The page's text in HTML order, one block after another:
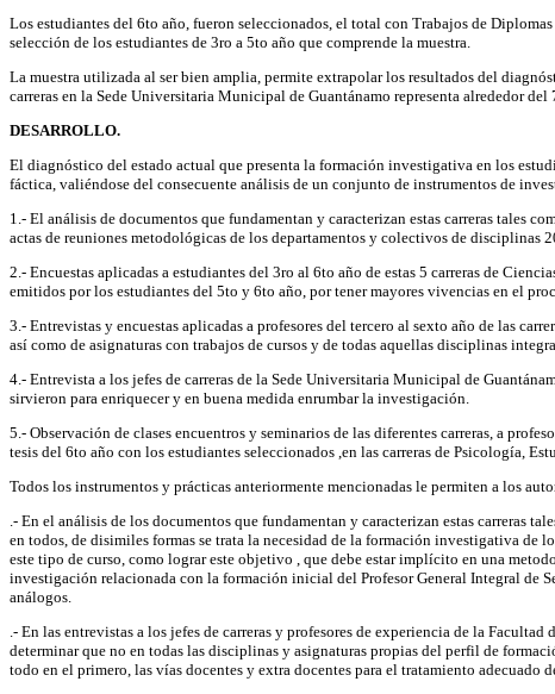
Los estudiantes del 6to año, fueron seleccionados, el total con Trabajos de
selección de los estudiantes de 3ro a 5to año que comprende la muestra.
La muestra utilizada al ser bien amplia, permite extrapolar los resultados del
carreras en la Sede Universitaria Municipal de Guantánamo representa alrededor
DESARROLLO.
El diagnóstico del estado actual que presenta la formación investigativa en los
fáctica, valiéndose del consecuente análisis de un conjunto de instrumentos de
1.- El análisis de documentos que fundamentan y caracterizan estas carreras tales
actas de reuniones metodológicas de los departamentos y colectivos de disciplinas
2.- Encuestas aplicadas a estudiantes del 3ro al 6to año de estas 5 carreras de
emitidos por los estudiantes del 5to y 6to año, por tener mayores vivencias en el
3.- Entrevistas y encuestas aplicadas a profesores del tercero al sexto año de las
así como de asignaturas con trabajos de cursos y de todas aquellas disciplinas
4.- Entrevista a los jefes de carreras de la Sede Universitaria Municipal de
sirvieron para enriquecer y en buena medida enrumbar la investigación.
5.- Observación de clases encuentros y seminarios de las diferentes carreras, a
tesis del 6to año con los estudiantes seleccionados ,en las carreras de Psicología,
Todos los instrumentos y prácticas anteriormente mencionadas le permiten a los
.- En el análisis de los documentos que fundamentan y caracterizan estas carreras
en todos, de disimiles formas se trata la necesidad de la formación investigativa de
este tipo de curso, como lograr este objetivo , que debe estar implícito en una
investigación relacionada con la formación inicial del Profesor General Integral de
análogos.
.- En las entrevistas a los jefes de carreras y profesores de experiencia de la
determinar que no en todas las disciplinas y asignaturas propias del perfil de
todo en el primero, las vías docentes y extra docentes para el tratamiento